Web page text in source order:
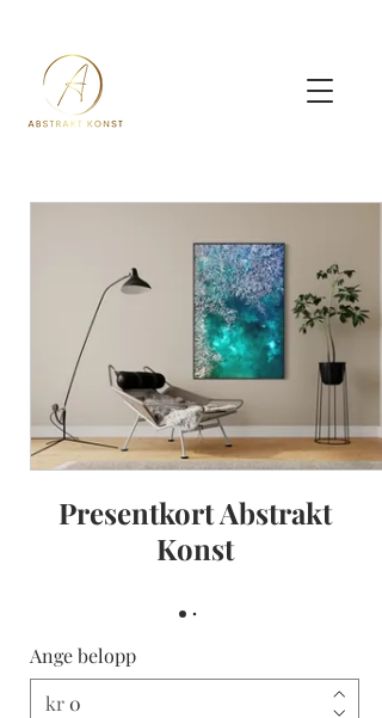
Presentkort Abstrakt
Konst
Ange belopp
kr